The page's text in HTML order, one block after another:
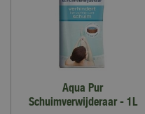
Aqua Pur
Schuimverwijderaar - 1L